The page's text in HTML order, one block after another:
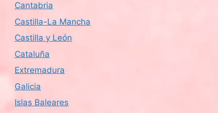
Cantabria
Castilla-La Mancha
Castilla y León
Cataluña
Extremadura
Galicia
Islas Baleares